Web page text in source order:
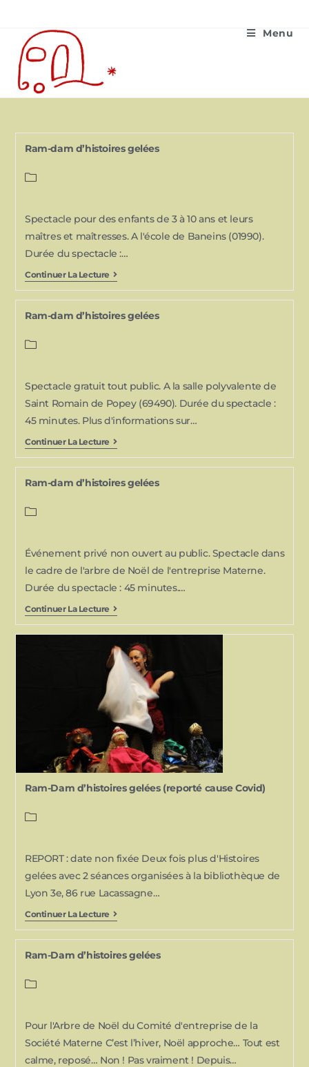
Menu
Ram-dam d’histoires gelées
Spectacle pour des enfants de 3 à 10 ans et leurs
maîtres et maîtresses. A l'école de Baneins (01990).
Durée du spectacle :…
Continuer La Lecture
Ram-dam d’histoires gelées
Spectacle gratuit tout public. A la salle polyvalente de
Saint Romain de Popey (69490). Durée du spectacle :
45 minutes. Plus d'informations sur…
Continuer La Lecture
Ram-dam d’histoires gelées
Événement privé non ouvert au public. Spectacle dans
le cadre de l'arbre de Noël de l'entreprise Materne.
Durée du spectacle : 45 minutes.…
Continuer La Lecture
Ram-Dam d’histoires gelées (reporté cause Covid)
REPORT : date non fixée Deux fois plus d'Histoires
gelées avec 2 séances organisées à la bibliothèque de
Lyon 3e, 86 rue Lacassagne…
Continuer La Lecture
Ram-Dam d’histoires gelées
Pour l'Arbre de Noël du Comité d'entreprise de la
Société Materne C’est l’hiver, Noël approche… Tout est
calme, reposé… Non ! Pas vraiment ! Depuis…